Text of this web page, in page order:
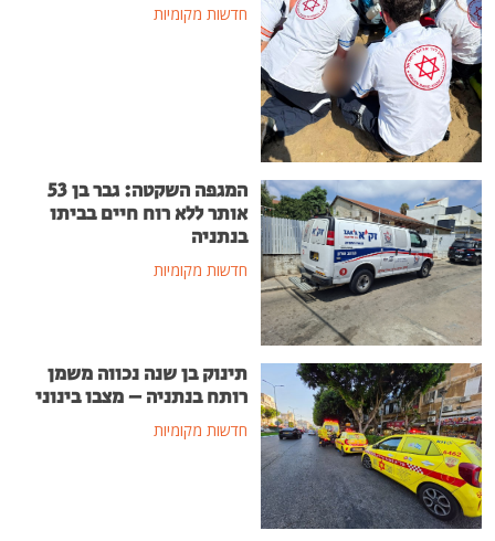
חדשות מקומיות
המגפה השקטה: גבר בן 53
אותר ללא רוח חיים בביתו
בנתניה
חדשות מקומיות
תינוק בן שנה נכווה משמן
רותח בנתניה – מצבו בינוני
חדשות מקומיות